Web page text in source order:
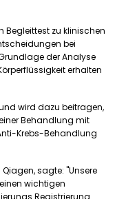
Begleittest zu klinischen
bei
der Analyse
erhalten
wird dazu beitragen,
Behandlung mit
Krebs-Behandlung
sagte: "Unsere
wichtigen
Registrierung